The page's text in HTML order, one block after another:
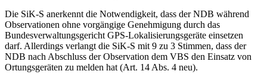
Die SiK-S anerkennt die Notwendigkeit, dass der NDB während
Observationen ohne vorgängige Genehmigung durch das
Bundesverwaltungsgericht GPS-Lokalisierungsgeräte einsetzen
darf. Allerdings verlangt die SiK-S mit 9 zu 3 Stimmen, dass der
NDB nach Abschluss der Observation dem VBS den Einsatz von
Ortungsgeräten zu melden hat (Art. 14 Abs. 4 neu).